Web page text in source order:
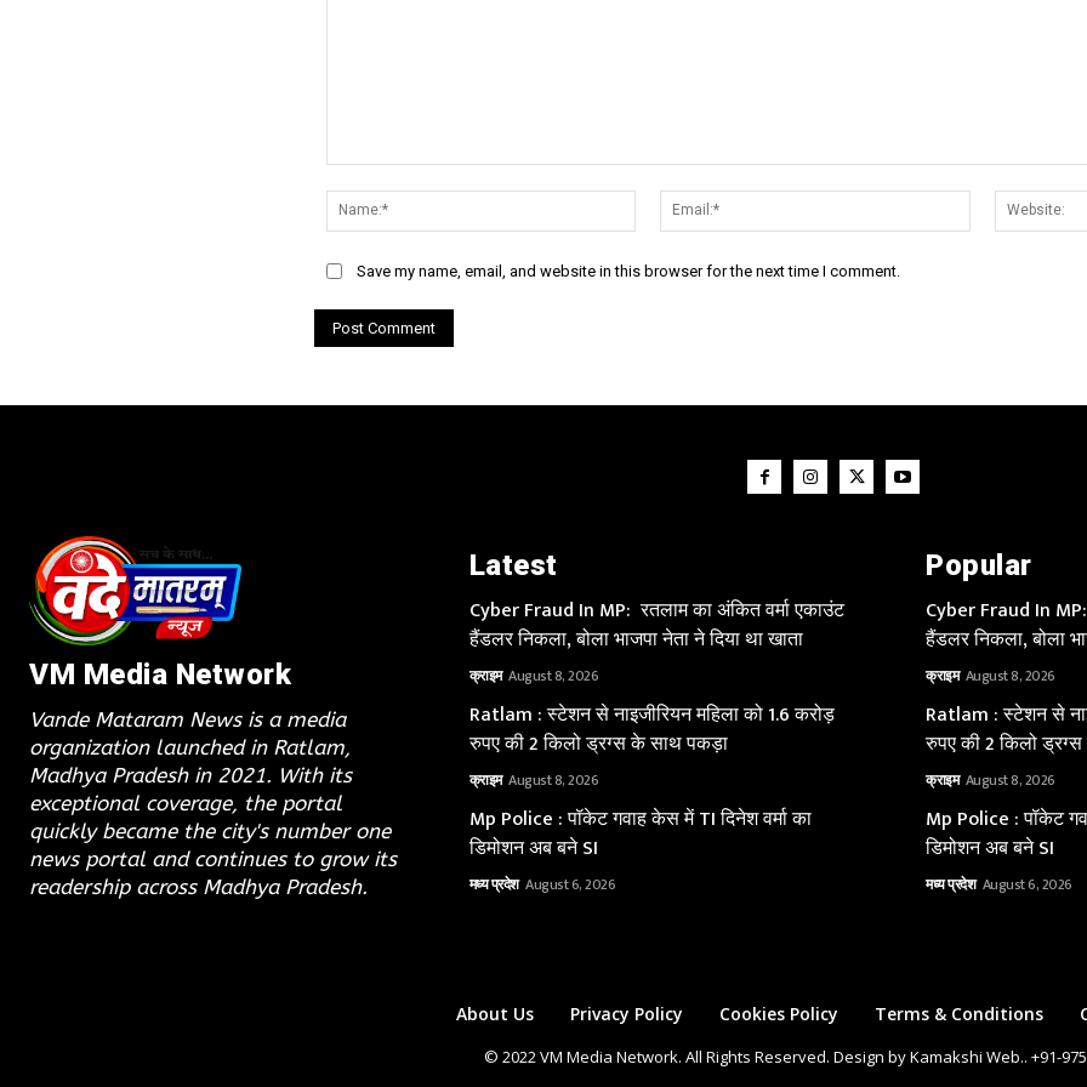
Name:*
Email:*
Save my name, email, and website in this browser for the next time I comment.
VM Media Network
Vande Mataram News is a media
organization launched in Ratlam,
Madhya Pradesh in 2021. With its
exceptional coverage, the portal
quickly became the city's number one
news portal and continues to grow its
readership across Madhya Pradesh.
Latest
Cyber Fraud In MP: रतलाम का अंकित वर्मा एकाउंट
हैंडलर निकला, बोला भाजपा नेता ने दिया था खाता
क्राइम August 8, 2026
Ratlam : स्टेशन से नाइजीरियन महिला को 1.6 करोड़
रुपए की 2 किलो ड्रग्स के साथ पकड़ा
क्राइम August 8, 2026
Mp Police : पॉकेट गवाह केस में TI दिनेश वर्मा का
डिमोशन अब बने SI
मध्य प्रदेश August 6, 2026
Popular
Cyber Fraud In
हैंडलर निकला, बोला
क्राइम August 8, 2026
Ratlam : स्टेशन से
रुपए की 2 किलो
क्राइम August 8, 2026
Mp Police : पॉकेट
डिमोशन अब बने SI
मध्य प्रदेश August 6, 2026
About Us Privacy Policy Cookies Policy Terms & Conditions
© 2022 VM Media Network. All Rights Reserved. Design by Kamakshi Web.. +91-